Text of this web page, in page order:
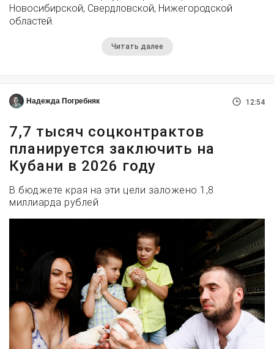
Новосибирской, Свердловской, Нижегородской
областей.
Читать далее
Надежда Погребняк 12:54
7,7 тысяч соцконтрактов
планируется заключить на
Кубани в 2026 году
В бюджете края на эти цели заложено 1,8
миллиарда рублей